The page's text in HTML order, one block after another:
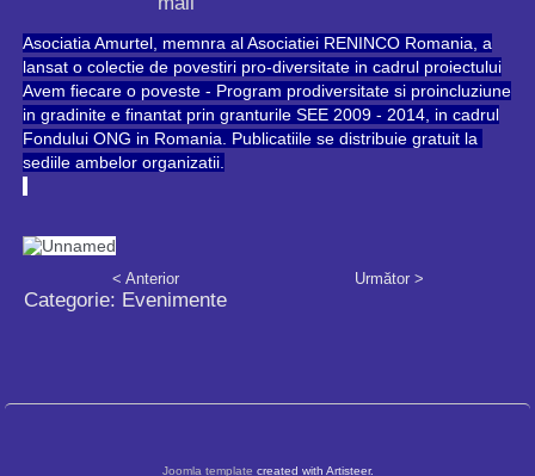
Asociatia Amurtel, memnra al Asociatiei RENINCO Romania, a
lansat o colectie de povestiri pro-diversitate in cadrul proiectului
Avem fiecare o poveste - Program prodiversitate si proincluziune
in gradinite e finantat prin granturile SEE 2009 - 2014, in cadrul
Fondului ONG in Romania. Publicatiile se distribuie gratuit la
sediile ambelor organizatii.
< Anterior Următor >
Categorie: Evenimente
Joomla template created with Artisteer.